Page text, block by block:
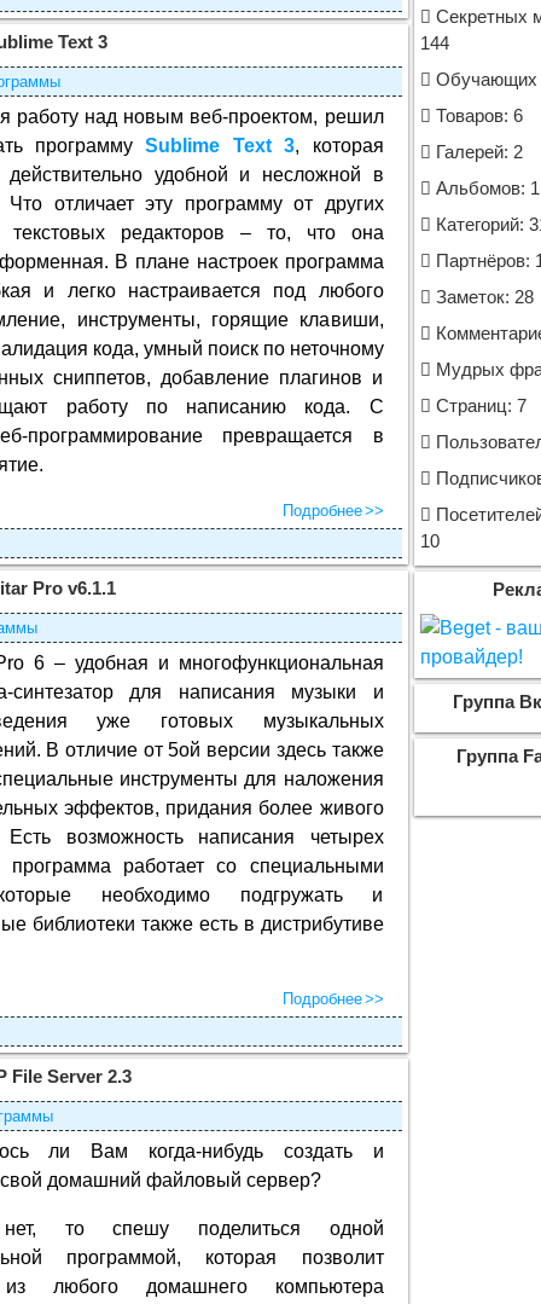
Text 3
работу над новым веб-проектом, решил
программуSublime Text 3, которая
действительно удобной и несложной в
Что отличает эту программу от других
текстовых редакторов – то, что она
В плане настроек программа
и легко настраивается под любого
инструменты, горящие клавиши,
кода, умный поиск по неточному
сниппетов, добавление плагинов и
работу по написанию кода. С
программирование превращается в
Подробнее
Pro v6.1.1
6 – удобная и многофункциональная
синтезатор для написания музыки и
уже готовых музыкальных
В отличие от 5ой версии здесь также
инструменты для наложения
эффектов, придания более живого
Есть возможность написания четырех
работает со специальными
необходимо подгружать и
библиотеки также есть в дистрибутиве
Подробнее
File Server 2.3
ли Вам когда-нибудь создать и
свой домашний файловый сервер?
то спешу поделиться одной
программой, которая позволит
из любого домашнего компьютера
Секретных
144
Обучающих
Товаров: 6
Галерей: 2
Альбомов: 1
Категорий:
Партнёров:
Заметок: 28
Мудрых
Страниц: 7
10
Группа
Группа